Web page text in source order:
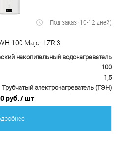
Под заказ (10-12 дней)
100 Major LZR 3
накопительный водонагреватель
100
1,5
Трубчатый электронагреватель (ТЭН)
руб. / шт